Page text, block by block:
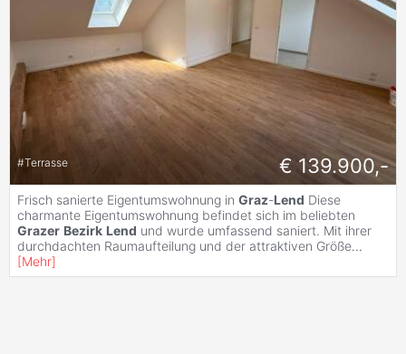
#Terrasse € 139.900,-
Frisch sanierte Eigentumswohnung in Graz-Lend Diese
charmante Eigentumswohnung befindet sich im beliebten
Grazer Bezirk Lend und wurde umfassend saniert. Mit ihrer
durchdachten Raumaufteilung und der attraktiven Größe...
[Mehr]